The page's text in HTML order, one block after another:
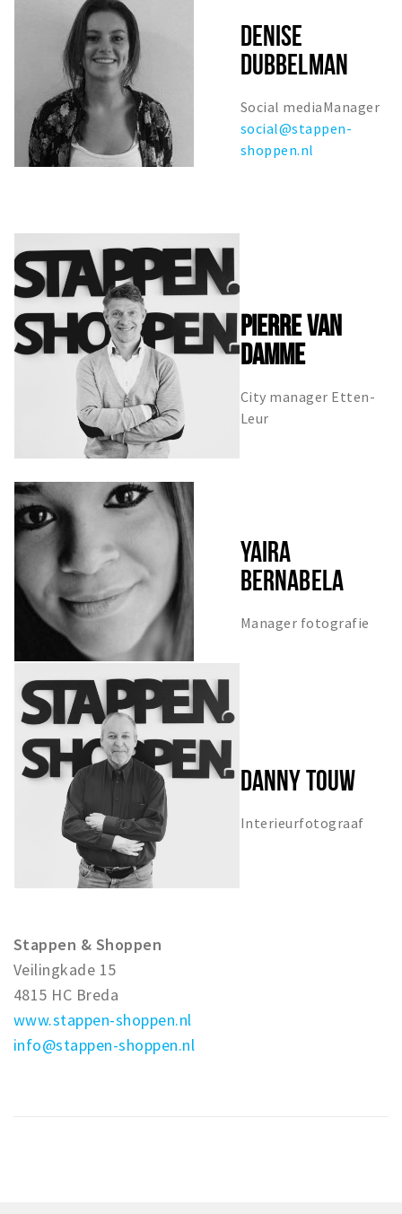
DENISE
DUBBELMAN
Social mediaManager
social@stappen-
shoppen.nl
PIERRE VAN
DAMME
City manager Etten-
Leur
YAIRA
BERNABELA
Manager fotografie
DANNY TOUW
Interieurfotograaf
Stappen & Shoppen
Veilingkade 15
4815 HC Breda
www.stappen-shoppen.nl
info@stappen-shoppen.nl